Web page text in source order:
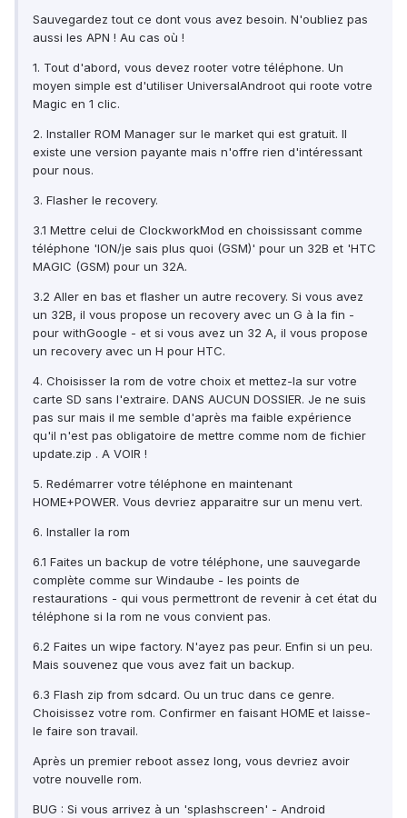
Sauvegardez tout ce dont vous avez besoin. N'oubliez pas
aussi les APN ! Au cas où !
1. Tout d'abord, vous devez rooter votre téléphone. Un
moyen simple est d'utiliser UniversalAndroot qui roote votre
Magic en 1 clic.
2. Installer ROM Manager sur le market qui est gratuit. Il
existe une version payante mais n'offre rien d'intéressant
pour nous.
3. Flasher le recovery.
3.1 Mettre celui de ClockworkMod en choississant comme
téléphone 'ION/je sais plus quoi (GSM)' pour un 32B et 'HTC
MAGIC (GSM) pour un 32A.
3.2 Aller en bas et flasher un autre recovery. Si vous avez
un 32B, il vous propose un recovery avec un G à la fin -
pour withGoogle - et si vous avez un 32 A, il vous propose
un recovery avec un H pour HTC.
4. Choisisser la rom de votre choix et mettez-la sur votre
carte SD sans l'extraire. DANS AUCUN DOSSIER. Je ne suis
pas sur mais il me semble d'après ma faible expérience
qu'il n'est pas obligatoire de mettre comme nom de fichier
update.zip . A VOIR !
5. Redémarrer votre téléphone en maintenant
HOME+POWER. Vous devriez apparaitre sur un menu vert.
6. Installer la rom
6.1 Faites un backup de votre téléphone, une sauvegarde
complète comme sur Windaube - les points de
restaurations - qui vous permettront de revenir à cet état du
téléphone si la rom ne vous convient pas.
6.2 Faites un wipe factory. N'ayez pas peur. Enfin si un peu.
Mais souvenez que vous avez fait un backup.
6.3 Flash zip from sdcard. Ou un truc dans ce genre.
Choisissez votre rom. Confirmer en faisant HOME et laisse-
le faire son travail.
Après un premier reboot assez long, vous devriez avoir
votre nouvelle rom.
BUG : Si vous arrivez à un 'splashscreen' - Android